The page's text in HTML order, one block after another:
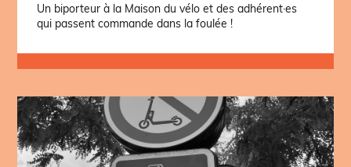
Un biporteur à la Maison du vélo et des adhérent·es
qui passent commande dans la foulée !